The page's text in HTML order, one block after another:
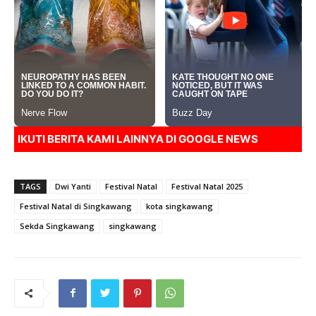
IKUTI BERITA KAMI LAINNYA DIGOOGLE NEWS
TAGS Dwi Yanti Festival Natal
Festival Natal 2025
Festival Natal di Singkawang
kota singkawang
Sekda Singkawang
singkawang